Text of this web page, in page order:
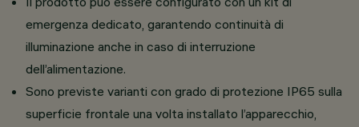
emergenza dedicato, garantendo continuità di
illuminazione anche in caso di interruzione
dell’alimentazione.
Sono previste varianti con grado di protezione IP65 sulla
superficie frontale una volta installato l’apparecchio,